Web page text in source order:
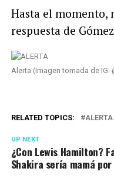
Hasta el momento,
respuesta de
Alerta (Imagen tomada de IG:
RELATED TOPICS: ALERTA
UP NEXT
¿Con Lewis Hamilton?
Shakira sería mamá